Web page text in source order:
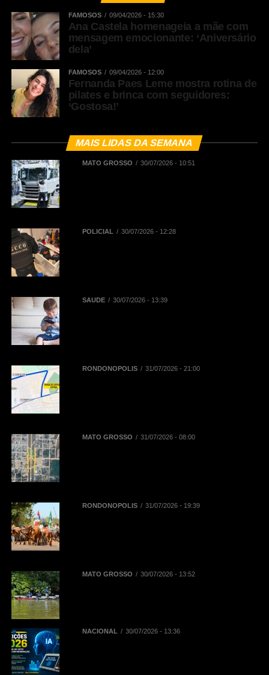
FAMOSOS 09/04/2026 - 15:30
Ana Castela homenageia a mãe com
mensagem emocionante: ‘Aniversário
dela’
FAMOSOS 09/04/2026 - 12:00
Fernanda Paes Leme mostra rotina de
pilates e brinca com seguidores:
‘Gostosa!’
MAIS LIDAS DA SEMANA
MATO GROSSO 30/07/2026 - 10:51
POLICIAL 30/07/2026 - 12:28
SAÚDE 30/07/2026 - 13:39
RONDONÓPOLIS 31/07/2026 - 21:00
MATO GROSSO 31/07/2026 - 08:00
RONDONÓPOLIS 31/07/2026 - 19:39
MATO GROSSO 30/07/2026 - 13:52
NACIONAL 30/07/2026 - 13:36